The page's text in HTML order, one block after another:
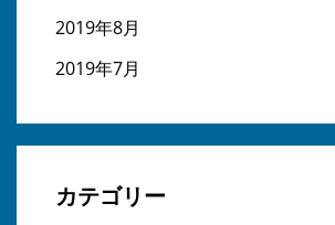
2019年8月
2019年7月
カテゴリー